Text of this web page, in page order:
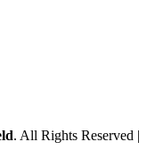
. All Rights Reserved |